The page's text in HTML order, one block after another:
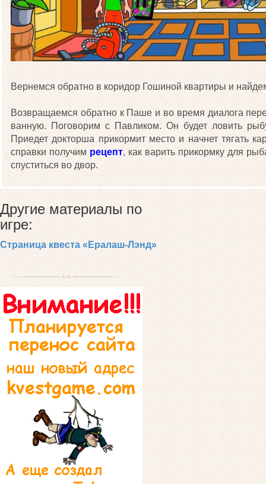
Вернемся обратно в коридор Гошиной квартиры и
Возвращаемся обратно к Паше и во время диалога
ванную. Поговорим с Павликом. Он будет ловить
Приедет докторша прикормит место и начнет тягать
справки получим рецепт, как варить прикормку для
спуститься во двор.
Другие материалы по
игре:
Страница квеста «Ералаш-Лэнд»